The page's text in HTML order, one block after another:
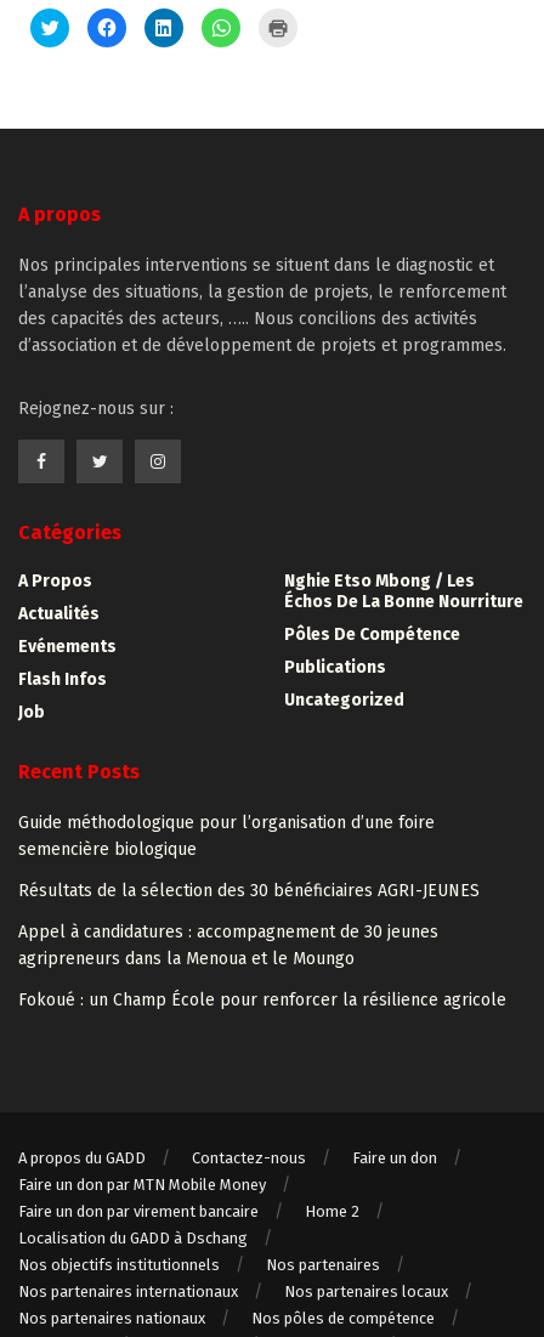
Cliquez
pour
partager
nouvelle
Cliquez
pour
partager
nouvelle
Cliquez
pour
partager
nouvelle
Cliquez
pour
nouvelle
A propos
Nos principales interventions se situent dans le diagnostic et
l’analyse des situations, la gestion de projets, le renforcement
des capacités des acteurs, ….. Nous concilions des activités
d’association et de développement de projets et programmes.
Rejognez-nous sur :
Catégories
A Propos
Actualités
Evénements
Flash Infos
Job
Nghie Etso Mbong / Les
Échos De La Bonne Nourriture
Pôles De Compétence
Publications
Uncategorized
Recent Posts
Guide méthodologique pour l’organisation d’une foire
semencière biologique
Résultats de la sélection des 30 bénéficiaires AGRI-JEUNES
Appel à candidatures : accompagnement de 30 jeunes
agripreneurs dans la Menoua et le Moungo
Fokoué : un Champ École pour renforcer la résilience agricole
A propos du GADD Contactez-nous
Faire un don
Faire un don par MTN Mobile Money
Faire un don par virement bancaire
Home 2
Localisation du GADD à Dschang
Nos objectifs institutionnels
Nos partenaires
Nos partenaires internationaux
Nos partenaires locaux
Nos partenaires nationaux
Nos pôles de compétence